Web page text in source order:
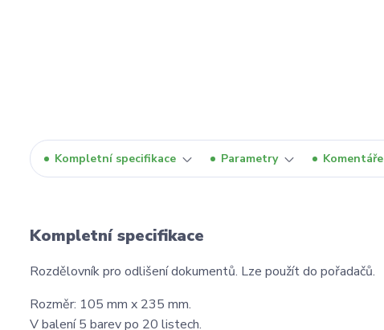
Kompletní specifikace Parametry Komentáře
Kompletní specifikace
Rozdělovník pro odlišení dokumentů. Lze použít do pořadačů.
Rozměr: 105 mm x 235 mm.
V balení 5 barev po 20 listech.